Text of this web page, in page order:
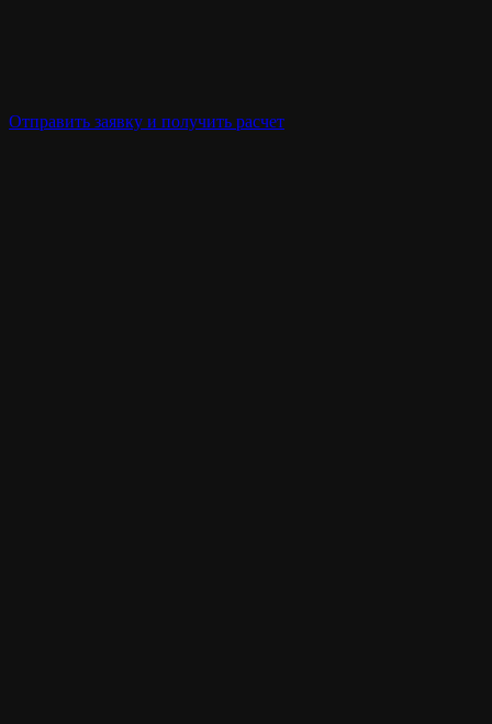
Отправить заявку и получить расчет